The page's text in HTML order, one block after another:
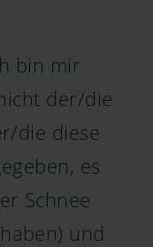
bin mir
der/die
die diese
es
Schnee
und